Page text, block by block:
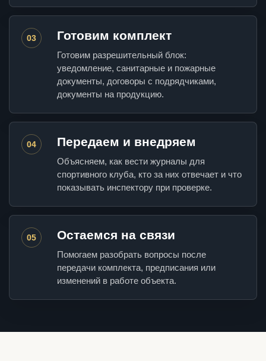
03 Готовим комплект
Готовим разрешительный блок:
уведомление, санитарные и пожарные
документы, договоры с подрядчиками,
документы на продукцию.
04 Передаем и внедряем
Объясняем, как вести журналы для
спортивного клуба, кто за них отвечает и что
показывать инспектору при проверке.
05 Остаемся на связи
Помогаем разобрать вопросы после
передачи комплекта, предписания или
изменений в работе объекта.